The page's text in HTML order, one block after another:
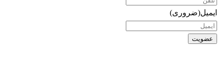
ایمیل(ضروری)